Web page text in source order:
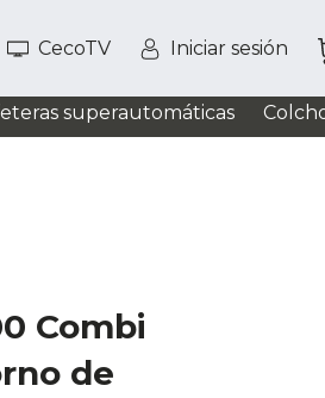
CecoTV Iniciar sesión
superautomáticas
Combi
de